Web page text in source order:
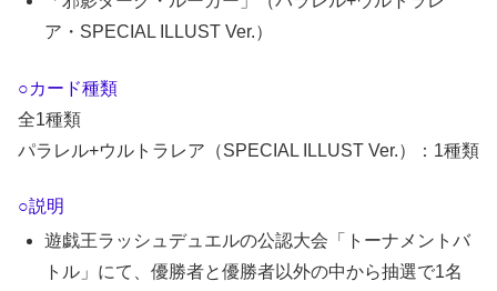
ア・SPECIAL ILLUST Ver.）
○カード種類
全1種類
パラレル+ウルトラレア（SPECIAL ILLUST Ver.）：1種類
○説明
遊戯王ラッシュデュエルの公認大会「トーナメントバ
トル」にて、優勝者と優勝者以外の中から抽選で1名